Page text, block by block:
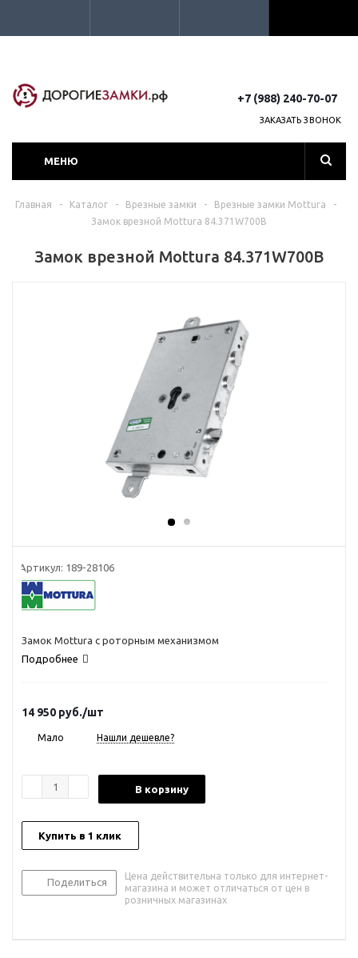
+7 (988) 240-70-07
ЗАКАЗАТЬ ЗВОНОК
МЕНЮ
Главная - Каталог - Врезные замки - Врезные замки Mottura
-
Замок врезной Mottura 84.371W700B
Замок врезной Mottura 84.371W700B
Артикул: 189-28106
Замок Mottura с роторным механизмом
Подробнее
14 950 руб./шт
Мало Нашли дешевле?
В корзину
Купить в 1 клик
Поделиться
Цена действительна только для интернет-
магазина и может отличаться от цен в
розничных магазинах